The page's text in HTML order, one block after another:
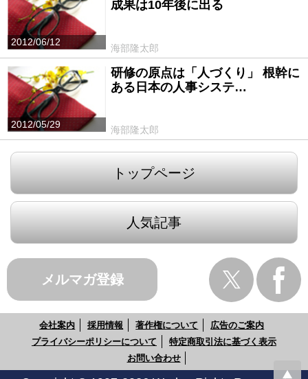
2012/06/12
成果は10年後に出る
海部隆太郎
2012/05/29
研修の原点は「人づくり」 根幹に
ある日本の人事システ…
海部隆太郎
トップページ
人気記事
メルマガ登録
会社案内 採用情報 著作権について
広告のご案内
プライバシーポリシーについて
特定商取引法に基づく表示
お問い合わせ